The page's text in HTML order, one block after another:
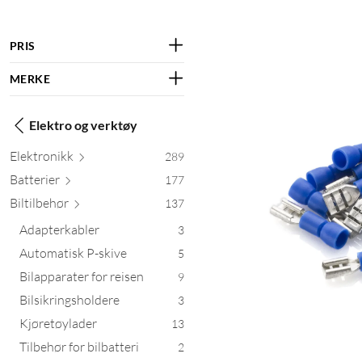
PRIS
MERKE
Elektro og verktøy
Elektronikk 289
Batterier 177
Biltilbehør 137
Adapterkabler 3
Automatisk P-skive 5
Bilapparater for reisen 9
Bilsikringsholdere 3
Kjøretøylader 13
Tilbehør for bilbatteri 2